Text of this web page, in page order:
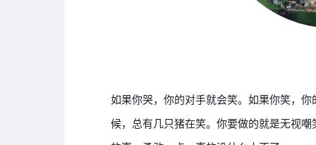
如果你哭，你的对手就会笑。如果你笑，
候，总有几只猪在笑。你要做的就是无视